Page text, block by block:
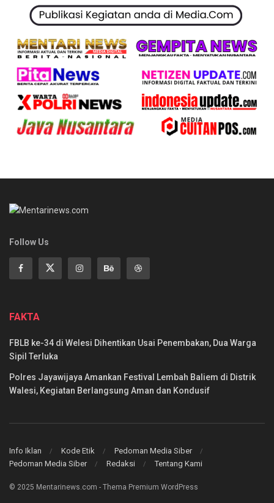
Follow Us
FAKTA
FBLB ke-34 di Welesi Dihentikan Usai Penembakan, Dua Warga
Sipil Terluka
Polres Jayawijaya Amankan Festival Lembah Baliem di Distrik
Walesi, Kegiatan Berlangsung Aman dan Kondusif
Info Iklan Kode Etik
Pedoman Media Siber
Pedoman Media Siber
Redaksi Tentang Kami
© 2025 Mentarinews.com - Thema Premium WordPress